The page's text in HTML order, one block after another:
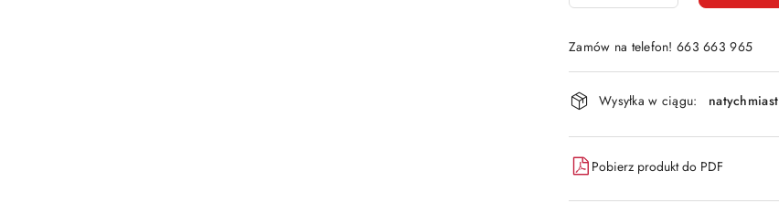
Zamów na telefon! 663 663 965
Dostępność
i
dostawa
Wysyłka w ciągu: natychmiast
Pobierz produkt do PDF